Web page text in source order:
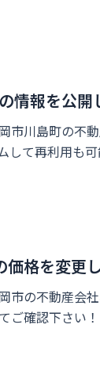
情報を公開
市川島町の不
して再利用も
格を変更
市の不動産会
ご確認下さい